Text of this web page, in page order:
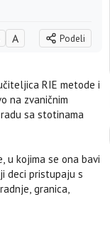
A Podeli
RIE metode i
na zvaničnim
sa stotinama
u kojima se ona bavi
deci pristupaju s
granica,